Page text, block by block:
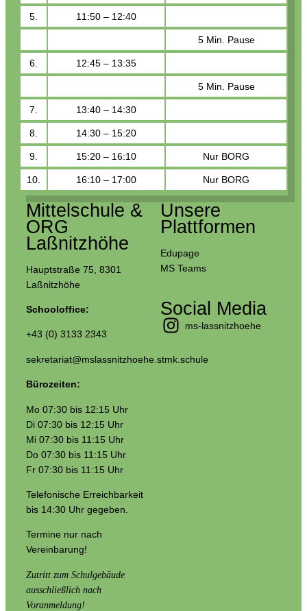
5. 11:50 – 12:40
5 Min. Pause
6. 12:45 – 13:35
5 Min. Pause
7. 13:40 – 14:30
8. 14:30 – 15:20
9. 15:20 – 16:10 Nur BORG
10. 16:10 – 17:00 Nur BORG
Mittelschule &
ORG
Laßnitzhöhe
Hauptstraße 75, 8301
Laßnitzhöhe
Schooloffice:
+43 (0) 3133 2343
sekretariat@mslassnitzhoehe.stmk.schule
Bürozeiten:
Mo 07:30 bis 12:15 Uhr
Di 07:30 bis 12:15 Uhr
Mi 07:30 bis 11:15 Uhr
Do 07:30 bis 11:15 Uhr
Fr 07:30 bis 11:15 Uhr
Telefonische Erreichbarkeit
bis 14:30 Uhr gegeben.
Termine nur nach
Vereinbarung!
Zutritt zum Schulgebäude
ausschließlich nach
Voranmeldung!
Unsere
Plattformen
Edupage
MS Teams
Social Media
ms-lassnitzhoehe